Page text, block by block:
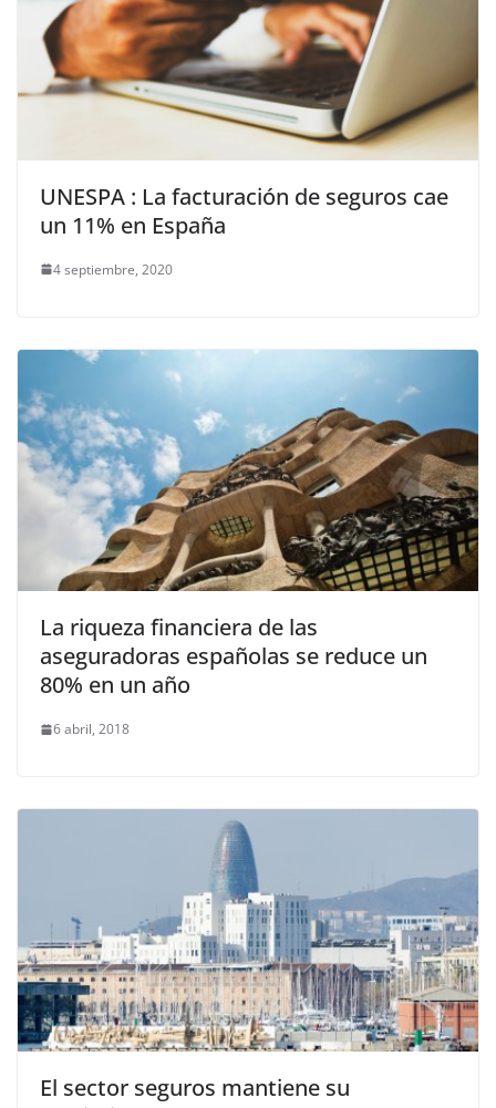
UNESPA : La facturación de seguros cae
un 11% en España
4 septiembre, 2020
La riqueza financiera de las
aseguradoras españolas se reduce un
80% en un año
6 abril, 2018
El sector seguros mantiene su